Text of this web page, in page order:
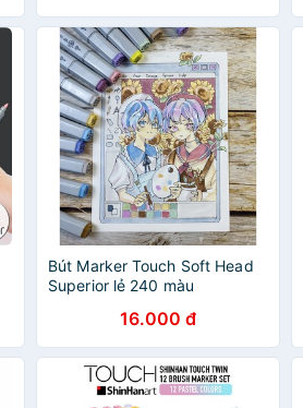
Bút Marker Touch Soft Head
Superior lẻ 240 màu
16.000 đ